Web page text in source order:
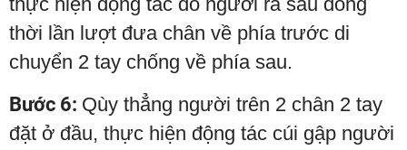
thời lần lượt đưa chân về phía trước di
chuyển 2 tay chống về phía sau.
Bước 6: Qùy thẳng người trên 2 chân 2 tay
đặt ở đầu, thực hiện động tác cúi gập người